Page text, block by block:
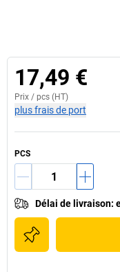
17,49 €
Prix / pcs (HT)
plus frais de port
PCS
Délai de livraison: